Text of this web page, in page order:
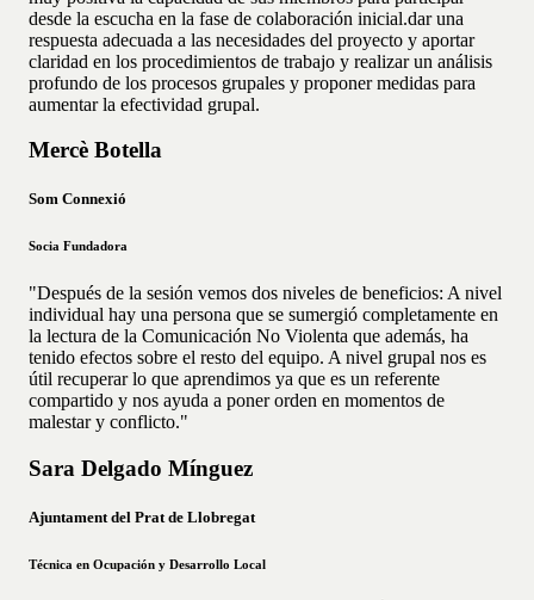
desde la escucha en la fase de colaboración inicial.dar una
respuesta adecuada a las necesidades del proyecto y aportar
claridad en los procedimientos de trabajo y realizar un análisis
profundo de los procesos grupales y proponer medidas para
aumentar la efectividad grupal.
Mercè Botella
Som Connexió
Socia Fundadora
"Después de la sesión vemos dos niveles de beneficios: A nivel
individual hay una persona que se sumergió completamente en
la lectura de la Comunicación No Violenta que además, ha
tenido efectos sobre el resto del equipo. A nivel grupal nos es
útil recuperar lo que aprendimos ya que es un referente
compartido y nos ayuda a poner orden en momentos de
malestar y conflicto."
Sara Delgado Mínguez
Ajuntament del Prat de Llobregat
Técnica en Ocupación y Desarrollo Local